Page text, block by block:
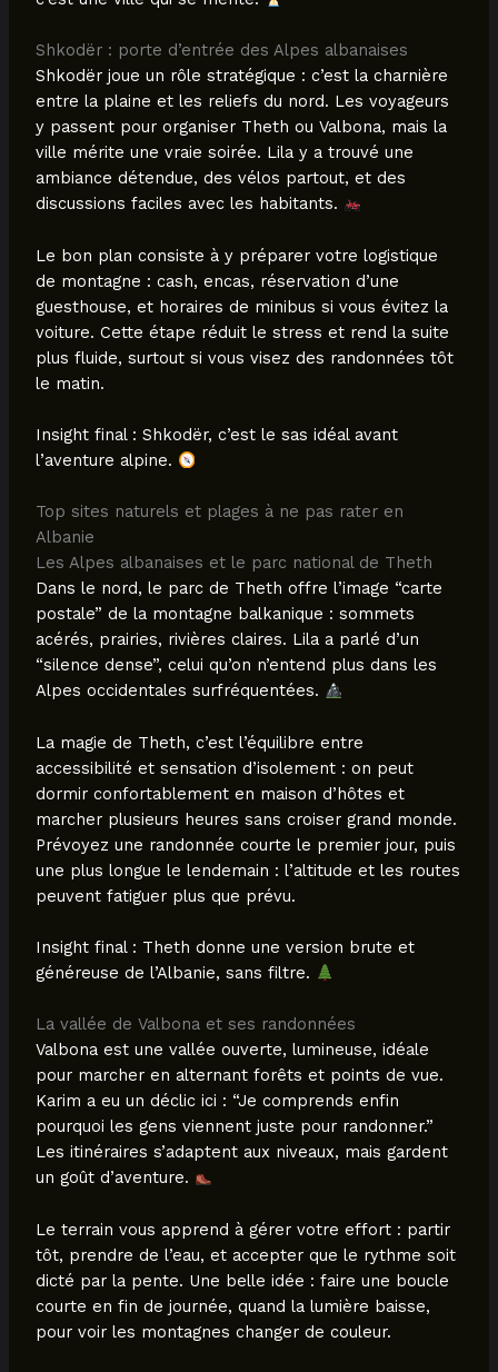
Shkodër : porte d’entrée des Alpes albanaises
Shkodër joue un rôle stratégique : c’est la charnière
entre la plaine et les reliefs du nord. Les voyageurs
y passent pour organiser Theth ou Valbona, mais la
ville mérite une vraie soirée. Lila y a trouvé une
ambiance détendue, des vélos partout, et des
discussions faciles avec les habitants.
Le bon plan consiste à y préparer votre logistique
de montagne : cash, encas, réservation d’une
guesthouse, et horaires de minibus si vous évitez la
voiture. Cette étape réduit le stress et rend la suite
plus fluide, surtout si vous visez des randonnées tôt
le matin.
Insight final : Shkodër, c’est le sas idéal avant
l’aventure alpine.
Top sites naturels et plages à ne pas rater en
Albanie
Les Alpes albanaises et le parc national de Theth
Dans le nord, le parc de Theth offre l’image “carte
postale” de la montagne balkanique : sommets
acérés, prairies, rivières claires. Lila a parlé d’un
“silence dense”, celui qu’on n’entend plus dans les
Alpes occidentales surfréquentées.
La magie de Theth, c’est l’équilibre entre
accessibilité et sensation d’isolement : on peut
dormir confortablement en maison d’hôtes et
marcher plusieurs heures sans croiser grand monde.
Prévoyez une randonnée courte le premier jour, puis
une plus longue le lendemain : l’altitude et les routes
peuvent fatiguer plus que prévu.
Insight final : Theth donne une version brute et
généreuse de l’Albanie, sans filtre.
La vallée de Valbona et ses randonnées
Valbona est une vallée ouverte, lumineuse, idéale
pour marcher en alternant forêts et points de vue.
Karim a eu un déclic ici : “Je comprends enfin
pourquoi les gens viennent juste pour randonner.”
Les itinéraires s’adaptent aux niveaux, mais gardent
un goût d’aventure.
Le terrain vous apprend à gérer votre effort : partir
tôt, prendre de l’eau, et accepter que le rythme soit
dicté par la pente. Une belle idée : faire une boucle
courte en fin de journée, quand la lumière baisse,
pour voir les montagnes changer de couleur.